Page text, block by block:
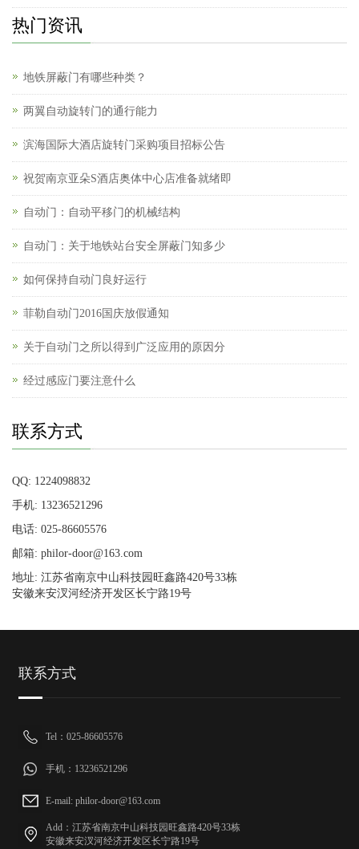
热门资讯
地铁屏蔽门有哪些种类？
两翼自动旋转门的通行能力
滨海国际大酒店旋转门采购项目招标公告
祝贺南京亚朵S酒店奥体中心店准备就绪即
自动门：自动平移门的机械结构
自动门：关于地铁站台安全屏蔽门知多少
如何保持自动门良好运行
菲勒自动门2016国庆放假通知
关于自动门之所以得到广泛应用的原因分
经过感应门要注意什么
联系方式
QQ: 1224098832
手机: 13236521296
电话: 025-86605576
邮箱: philor-door@163.com
地址: 江苏省南京中山科技园旺鑫路420号33栋
安徽来安汊河经济开发区长宁路19号
联系方式
Tel：025-86605576
手机：13236521296
E-mail: philor-door@163.com
Add：江苏省南京中山科技园旺鑫路420号33栋
安徽来安汊河经济开发区长宁路19号